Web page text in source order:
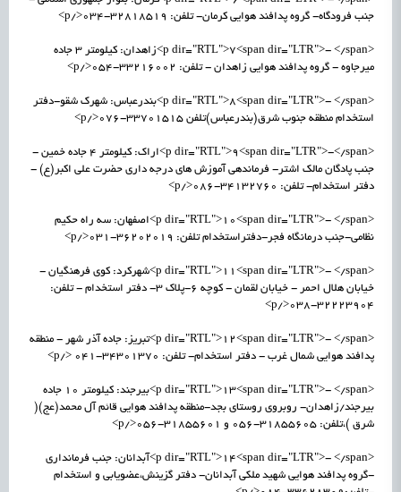
جنب فرودگاه- گروه پدافند هوایی کرمان- تلفن: 32818519-034</p>
<p dir="RTL">7<span dir="LTR">- </span>زاهدان: کیلومتر 3 جاده
میرجاوه - گروه پدافند هوایی زاهدان - تلفن: 33216002-054</p>
<p dir="RTL">8<span dir="LTR">- </span>بندرعباس: شهرک شقو-دفتر
استخدام منطقه جنوب شرق(بندرعباس)تلفن 33701515-076</p>
<p dir="RTL">9<span dir="LTR">-</span>اراک: کیلومتر 4 جاده خمین -
جنب پادگان مالک اشتر- فرماندهی آموزش های درجه داری حضرت علی اکبر(ع) -
دفتر استخدام- تلفن: 34132760-086</p>
<p dir="RTL">10<span dir="LTR">- </span>اصفهان: سه راه حکیم
نظامی-جنب درمانگاه فجر-دفتراستخدام تلفن: 36202019-031</p>
<p dir="RTL">11<span dir="LTR">- </span>شهرکرد: کوی فرهنگیان -
خیابان هلال احمر - خیابان لقمان - کوچه 6-پلاک 3- دفتر استخدام - تلفن:
32223904-038</p>
<p dir="RTL">12<span dir="LTR">- </span>تبریز: جاده آذر شهر - منطقه
پدافند هوایی شمال غرب - دفتر استخدام- تلفن: 34301370-041 </p>
<p dir="RTL">13<span dir="LTR">- </span>بیرجند: کیلومتر 10 جاده
بیرجند/زاهدان- روبروی روستای بجد-منطقه پدافند هوایی قائم آل محمد(عج)(
شرق )،تلفن: 31855605-056 و 31855601-056</p>
<p dir="RTL">14<span dir="LTR">- </span>آبدانان: جنب فرمانداری
-گروه پدافند هوایی شهید ملکی آبدانان- دفتر گزینش،عضویابی و استخدام